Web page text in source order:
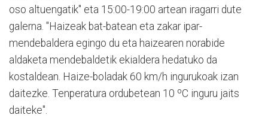
oso altuengatik" eta 15:00-19:00 artean iragarri dute
galerna. "Haizeak bat-batean eta zakar ipar-
mendebaldera egingo du eta haizearen norabide
aldaketa mendebaldetik ekialdera hedatuko da
kostaldean. Haize-boladak 60 km/h ingurukoak izan
daitezke. Tenperatura ordubetean 10 ºC inguru jaits
daiteke".